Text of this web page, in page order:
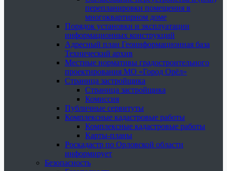
перепланировки помещения в
многоквартирном доме
Порядок установки и эксплуатации
информационных конструкций
Адресный план Геоинформационная база
Технический архив
Местные нормативы градостроительного
проектирования МО «Город Орёл»
Страница застройщика
Страница застройщика
Комиссия
Публичные сервитуты
Комплексные кадастровые работы
Комплексные кадастровые работы
Карты-планы
Роскадастр по Орловской области
информирует
Безопасность